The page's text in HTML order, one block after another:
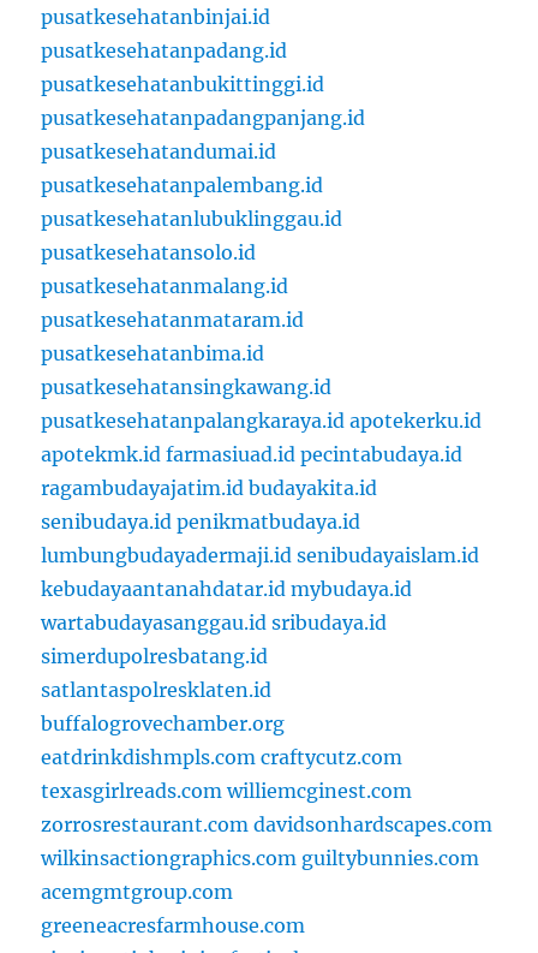
pusatkesehatanbinjai.id
pusatkesehatanpadang.id
pusatkesehatanbukittinggi.id
pusatkesehatanpadangpanjang.id
pusatkesehatandumai.id
pusatkesehatanpalembang.id
pusatkesehatanlubuklinggau.id
pusatkesehatansolo.id
pusatkesehatanmalang.id
pusatkesehatanmataram.id
pusatkesehatanbima.id
pusatkesehatansingkawang.id
pusatkesehatanpalangkaraya.id apotekerku.id
apotekmk.id farmasiuad.id pecintabudaya.id
ragambudayajatim.id budayakita.id
senibudaya.id penikmatbudaya.id
lumbungbudayadermaji.id senibudayaislam.id
kebudayaantanahdatar.id mybudaya.id
wartabudayasanggau.id sribudaya.id
simerdupolresbatang.id
satlantaspolresklaten.id
buffalogrovechamber.org
eatdrinkdishmpls.com craftycutz.com
texasgirlreads.com williemcginest.com
zorrosrestaurant.com davidsonhardscapes.com
wilkinsactiongraphics.com guiltybunnies.com
acemgmtgroup.com
greeneacresfarmhouse.com